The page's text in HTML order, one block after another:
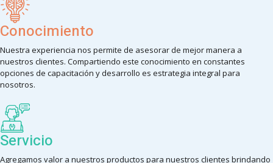
Conocimiento
Nuestra experiencia nos permite de asesorar de mejor manera a
nuestros clientes. Compartiendo este conocimiento en constantes
opciones de capacitación y desarrollo es estrategia integral para
nosotros.
Servicio
Agregamos valor a nuestros productos para nuestros clientes brindando